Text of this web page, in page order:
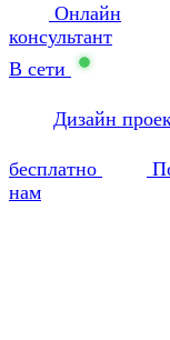
Онлайн
консультант
В сети
Дизайн
бесплатно
нам